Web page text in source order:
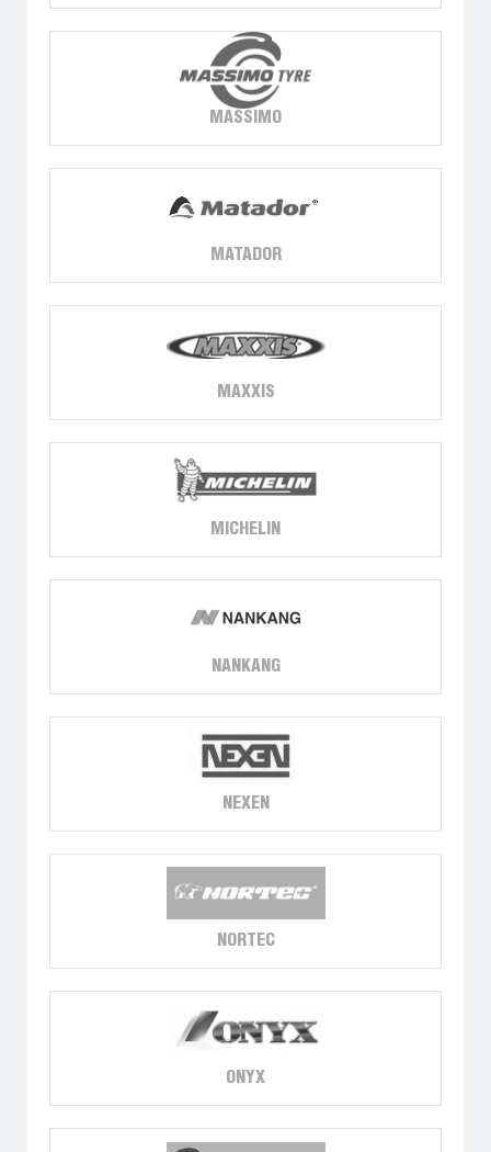
MASSIMO
MATADOR
MAXXIS
MICHELIN
NANKANG
NEXEN
NORTEC
ONYX